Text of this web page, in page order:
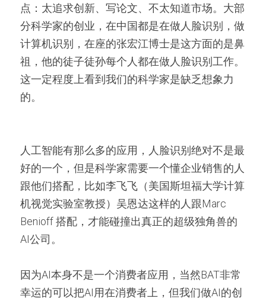
点：太追求创新、写论文、不太知道市场。大部
分科学家的创业，在中国都是在做人脸识别，做
计算机识别，在座的张宏江博士是这方面的是鼻
祖，他的徒子徒孙每个人都在做人脸识别工作。
这一定程度上看到我们的科学家是缺乏想象力
的。
人工智能有那么多的应用，人脸识别绝对不是最
好的一个，但是科学家需要一个懂企业销售的人
跟他们搭配，比如李飞飞（美国斯坦福大学计算
机视觉实验室教授）吴恩达这样的人跟Marc
Benioff 搭配，才能碰撞出真正的超级独角兽的
AI公司。
因为AI本身不是一个消费者应用，当然BAT非常
幸运的可以把AI用在消费者上，但我们做AI的创